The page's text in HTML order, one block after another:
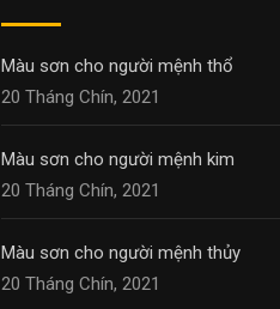
Màu sơn cho người mệnh thổ
20 Tháng Chín, 2021
Màu sơn cho người mệnh kim
20 Tháng Chín, 2021
Màu sơn cho người mệnh thủy
20 Tháng Chín, 2021